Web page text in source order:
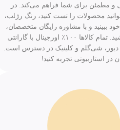
مطمئن برای شما فراهم می‌کند. در
محصولات را تست کنید، رنگ رژلب،
ببینید و با مشاوره رایگان متخصصان،
انتخابی دقیق و مناسب داشته باشید. تمام کالاها ۱۰۰٪ اورجینال با گارانتی
دیور، شی‌گلم و کلینیک در دسترس است.
در استاربیوتی تجربه کنید!